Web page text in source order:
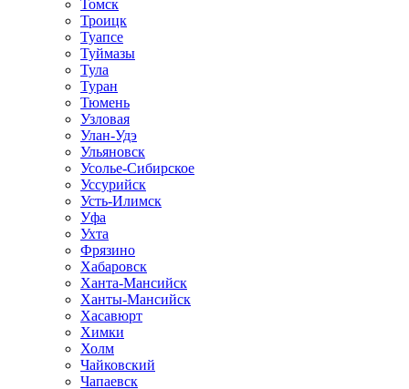
Томск
Троицк
Туапсе
Туймазы
Тула
Туран
Тюмень
Узловая
Улан-Удэ
Ульяновск
Усолье-Сибирское
Уссурийск
Усть-Илимск
Уфа
Ухта
Фрязино
Хабаровск
Ханта-Мансийск
Ханты-Мансийск
Хасавюрт
Химки
Холм
Чайковский
Чапаевск